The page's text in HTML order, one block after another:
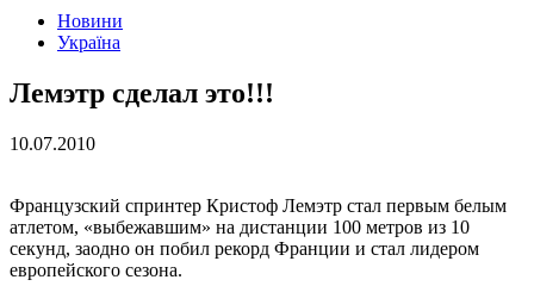
Новини
Україна
Лемэтр сделал это!!!
10.07.2010
Французский спринтер Кристоф Лемэтр стал первым белым
атлетом, «выбежавшим» на дистанции 100 метров из 10
секунд, заодно он побил рекорд Франции и стал лидером
европейского сезона.